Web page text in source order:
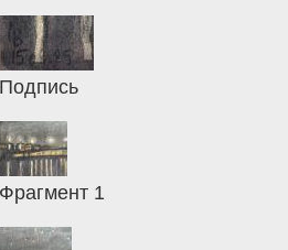
Подпись
Фрагмент 1